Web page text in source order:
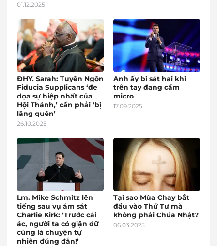
01.12.2025
ĐHY. Sarah: Tuyên Ngôn
Fiducia Supplicans ‘đe
dọa sự hiệp nhất của
Hội Thánh,’ cần phải ‘bị
lãng quên’
26.10.2025
Anh ấy bị sát hại khi
trên tay đang cầm
micro
17.09.2025
Lm. Mike Schmitz lên
tiếng sau vụ ám sát
Charlie Kirk: ‘Trước cái
ác, người ta có giận dữ
cũng là chuyện tự
nhiên đúng đắn!’
Tại sao Mùa Chay bắt
đầu vào Thứ Tư mà
không phải Chúa Nhật?
06.03.2025